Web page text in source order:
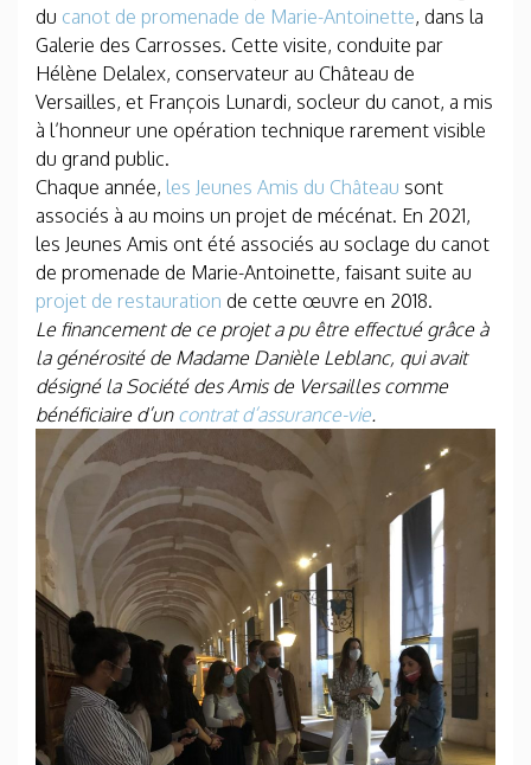
du canot de promenade de Marie-Antoinette, dans la
Galerie des Carrosses. Cette visite, conduite par
Hélène Delalex, conservateur au Château de
Versailles, et François Lunardi, socleur du canot, a mis
à l’honneur une opération technique rarement visible
du grand public.
Chaque année, les Jeunes Amis du Château sont
associés à au moins un projet de mécénat. En 2021,
les Jeunes Amis ont été associés au soclage du canot
de promenade de Marie-Antoinette, faisant suite au
projet de restauration de cette œuvre en 2018.
Le financement de ce projet a pu être effectué grâce à
la générosité de Madame Danièle Leblanc, qui avait
désigné la Société des Amis de Versailles comme
bénéficiaire d’un contrat d’assurance-vie.